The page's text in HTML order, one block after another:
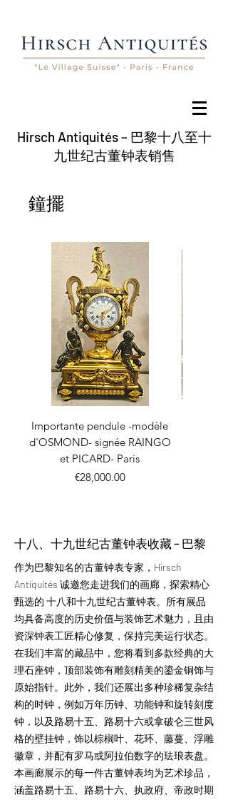
Hirsch Antiquités – 巴黎十八至十
九世纪古董钟表销售
鐘擺
Importante pendule -modèle
d'OSMOND- signée RAINGO
et PICARD- Paris
價格
€28,000.00
十八、十九世纪古董钟表收藏 – 巴黎
作为巴黎知名的古董钟表专家，Hirsch
Antiquités 诚邀您走进我们的画廊，探索精心
甄选的 十八和十九世纪古董钟表。所有展品
均具备高度的历史价值与装饰艺术魅力，且由
资深钟表工匠精心修复，保持完美运行状态。
在我们丰富的藏品中，您将看到多款经典的大
理石座钟，顶部装饰有雕刻精美的鎏金铜饰与
原始指针。此外，我们还展出多种珍稀复杂结
构的时钟，例如万年历钟、功能钟和旋转刻度
钟，以及路易十五、路易十六或拿破仑三世风
格的壁挂钟，饰以棕榈叶、花环、藤蔓、浮雕
徽章，并配有罗马或阿拉伯数字的珐琅表盘。
本画廊展示的每一件古董钟表均为艺术珍品，
涵盖路易十五、路易十六、执政府、帝政时期